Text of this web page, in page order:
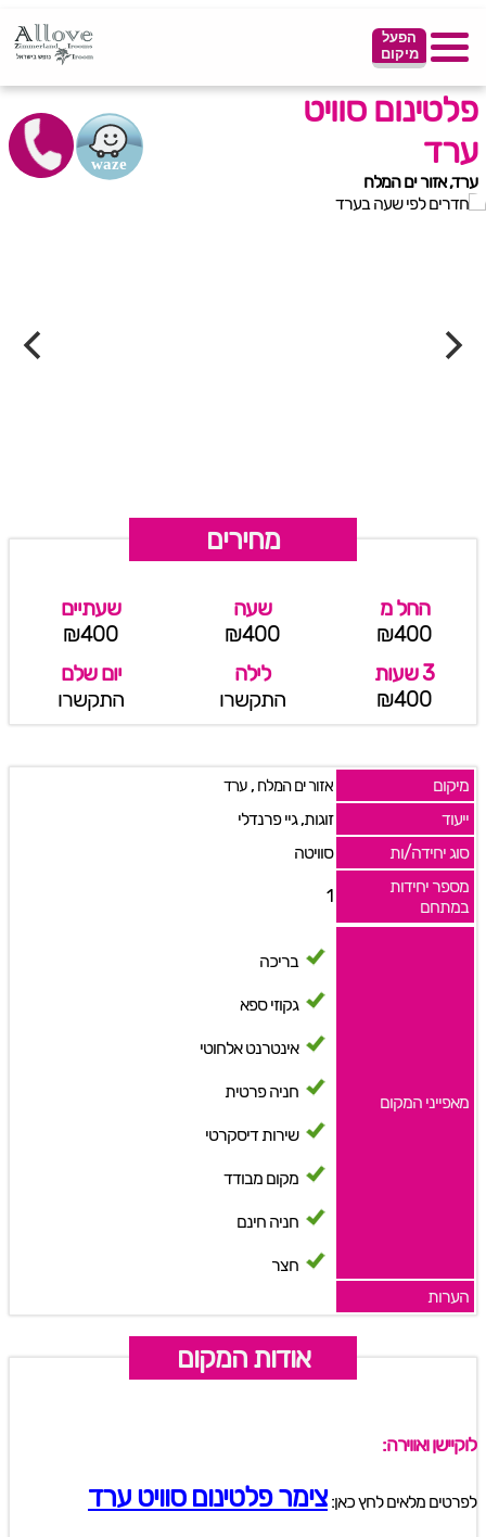
הפעל
מיקום
פלטינום סוויט
ערד
ערד, אזור ים המלח
מחירים
החל מ
₪400
שעה
₪400
שעתיים
₪400
3 שעות
₪400
לילה
התקשרו
יום שלם
התקשרו
מיקום אזור ים המלח, ערד
ייעוד
זוגות, גיי פרנדלי
סוג יחידה/ות
סוויטה
מספר יחידות
במתחם
1
מאפייני המקום
בריכה
גקוזי ספא
אינטרנט אלחוטי
חניה פרטית
שירות דיסקרטי
מקום מבודד
חניה חינם
חצר
הערות
אודות המקום
לוקיישן ואווירה:
לפרטים מלאים לחץ כאן:צימר פלטינום סוויט ערד